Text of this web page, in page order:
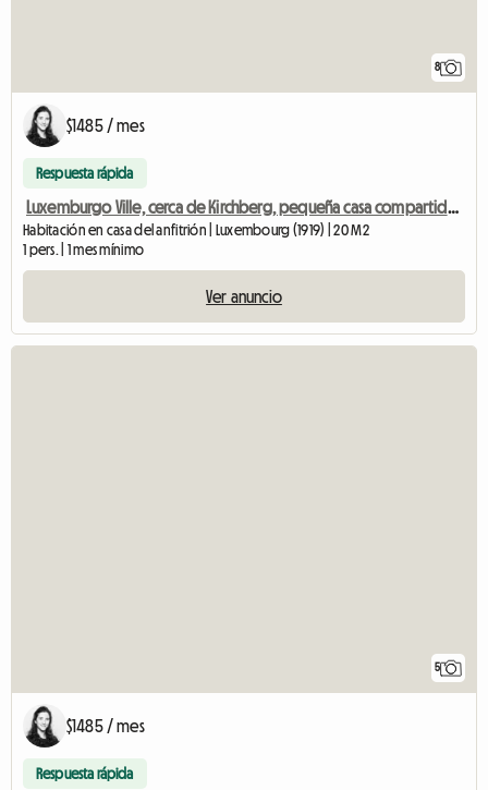
8
$1485 / mes
Respuesta rápida
Luxemburgo Ville, cerca de Kirchberg, pequeña casa compartida (tranquila)
Habitación en casa del anfitrión | Luxembourg (1919) | 20 M2
1 pers. | 1 mes mínimo
Ver anuncio
5
$1485 / mes
Respuesta rápida